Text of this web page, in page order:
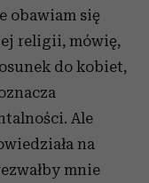
obawiam się
religii, mówię,
do kobiet,
Ale
na
mnie